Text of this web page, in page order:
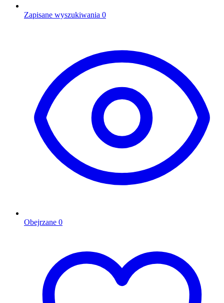
Zapisane wyszukiwania 0
Obejrzane 0